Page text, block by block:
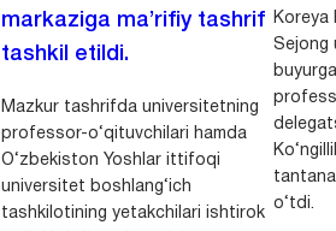
markaziga ma’rifiy tashrif
tashkil etildi.
Mazkur tashrifda universitetning
professor-o‘qituvchilari hamda
O‘zbekiston Yoshlar ittifoqi
universitet boshlang‘ich
tashkilotining yetakchilari ishtirok
Koreya
Sejong
o‘tdi.